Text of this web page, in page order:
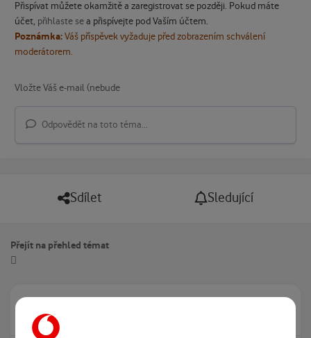
Přispívat můžete okamžitě a zaregistrovat se později. Pokud máte
účet, přihlaste sea přispívejte pod Vaším účtem.
Poznámka:Váš příspěvek vyžaduje před zobrazením schválení
moderátorem.
Odpovědět na toto téma...
Sdílet Sledující
Přejít na přehled témat
Právě prohlíží tuto stránku